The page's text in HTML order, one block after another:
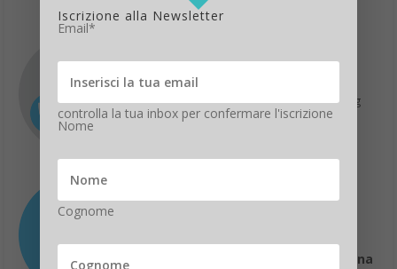
protezione contro il phishing
automatizzata attraverso il
3) Come si può riconoscere una
Iscrizione alla Newsletter
Email*
controlla la tua inbox per confermare l'iscrizione
Nome
Cognome